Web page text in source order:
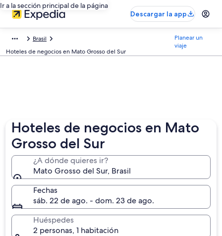
Ir a la sección principal de la página
Descargar la app
Brasil
Hoteles de negocios en Mato Grosso del Sur
Planear un
viaje
Hoteles de negocios en Mato
Grosso del Sur
¿A dónde quieres ir?
Mato Grosso del Sur, Brasil
Fechas
sáb. 22 de ago. - dom. 23 de ago.
Huéspedes
2 personas, 1 habitación